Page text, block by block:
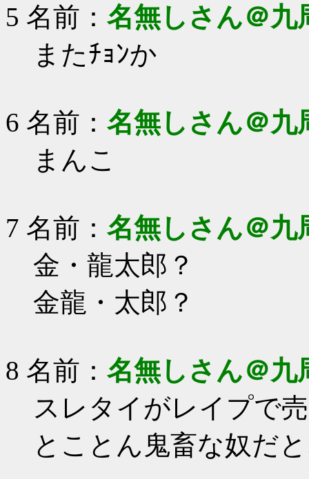
5 名前： 名無しさん＠九
またﾁｮﾝか
6 名前： 名無しさん＠九
まんこ
7 名前： 名無しさん＠九
金・龍太郎？
金龍・太郎？
8 名前： 名無しさん＠九
スレタイがレイプで
とことん鬼畜な奴だ